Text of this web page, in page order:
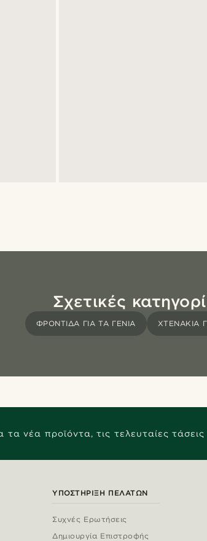
Σχετικές
ΦΡΟΝΤΊΔΑ ΓΙΑ ΤΑ ΓΈΝΙΑ ΧΤΕΝΆΚΙΑ
νέα προϊόντα, τις τελευταίες τάσεις
ΥΠΟΣΤΉΡΙΞΗ ΠΕΛΑΤΏΝ
Συχνές Ερωτήσεις
Δημιουργία Επιστροφής